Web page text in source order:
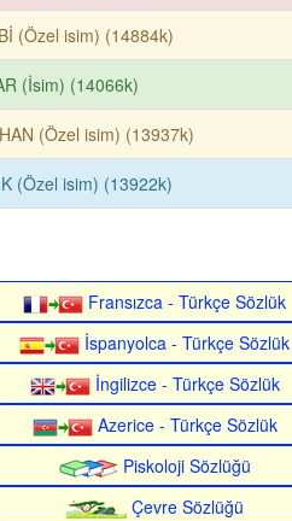
(Özel isim) (14884k)
(İsim) (14066k)
(Özel isim) (13937k)
(Özel isim) (13922k)
Fransızca - Türkçe Sözlük
İspanyolca - Türkçe Sözlük
İngilizce - Türkçe Sözlük
Azerice - Türkçe Sözlük
Piskoloji Sözlüğü
Çevre Sözlüğü